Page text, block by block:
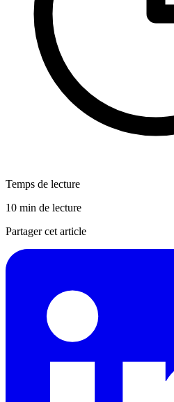
Temps de lecture
10 min de lecture
Partager cet article